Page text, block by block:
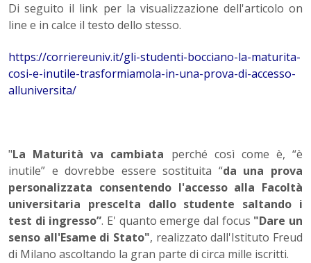
Di seguito il link per la visualizzazione dell'articolo on
line e in calce il testo dello stesso.
https://corriereuniv.it/gli-studenti-bocciano-la-maturita-
cosi-e-inutile-trasformiamola-in-una-prova-di-accesso-
alluniversita/
"La Maturità va cambiata perché così come è, “è
inutile” e dovrebbe essere sostituita “da una prova
personalizzata consentendo l'accesso alla Facoltà
universitaria prescelta dallo studente saltando i
test di ingresso”. E' quanto emerge dal focus "Dare un
senso all'Esame di Stato", realizzato dall'Istituto Freud
di Milano ascoltando la gran parte di circa mille iscritti.